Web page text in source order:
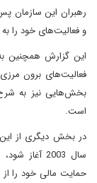
رهبران این سازمان
و فعالیت‌های خود را
این گزارش همچنین به
فعالیت‌های برون
بخش‌هایی نیز به
است.
در بخش دیگری از این
سال 2003
حمایت مالی خود را